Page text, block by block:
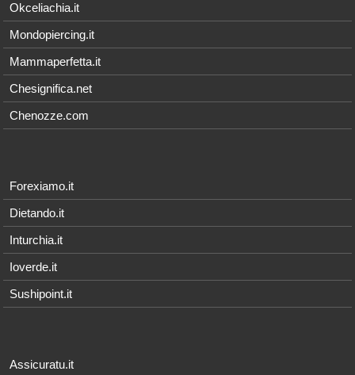
Okceliachia.it
Mondopiercing.it
Mammaperfetta.it
Chesignifica.net
Chenozze.com
Forexiamo.it
Dietando.it
Inturchia.it
Ioverde.it
Sushipoint.it
Assicuratu.it